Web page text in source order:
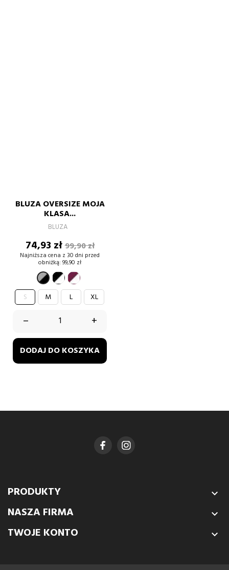
BLUZA OVERSIZE MOJA
KLASA...
BLUZA
Cena
74,93 złCena
podstawowa
99,90 zł
Najniższa cena z 30 dni przed
obniżką: 99,90 zł
szary-
czarny
czarno-
biały
burgund-
biały
S M L XL
– +
DODAJ DO KOSZYKA
PRODUKTY 
NASZA FIRMA 
TWOJE KONTO 